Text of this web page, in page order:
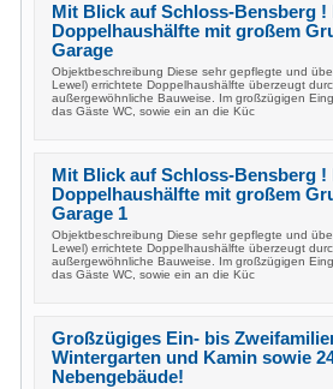
Mit Blick auf Schloss-Bensberg !
Doppelhaushälfte mit großem
Garage
Objektbeschreibung Diese sehr gepflegte und
Lewel) errichtete Doppelhaushälfte überzeugt
außergewöhnliche Bauweise. Im großzügigen
das Gäste WC, sowie ein an die Küc
Mit Blick auf Schloss-Bensberg !
Doppelhaushälfte mit großem
Garage 1
Objektbeschreibung Diese sehr gepflegte und
Lewel) errichtete Doppelhaushälfte überzeugt
außergewöhnliche Bauweise. Im großzügigen
das Gäste WC, sowie ein an die Küc
Großzügiges Ein- bis
Wintergarten und Kamin sowie
Nebengebäude!